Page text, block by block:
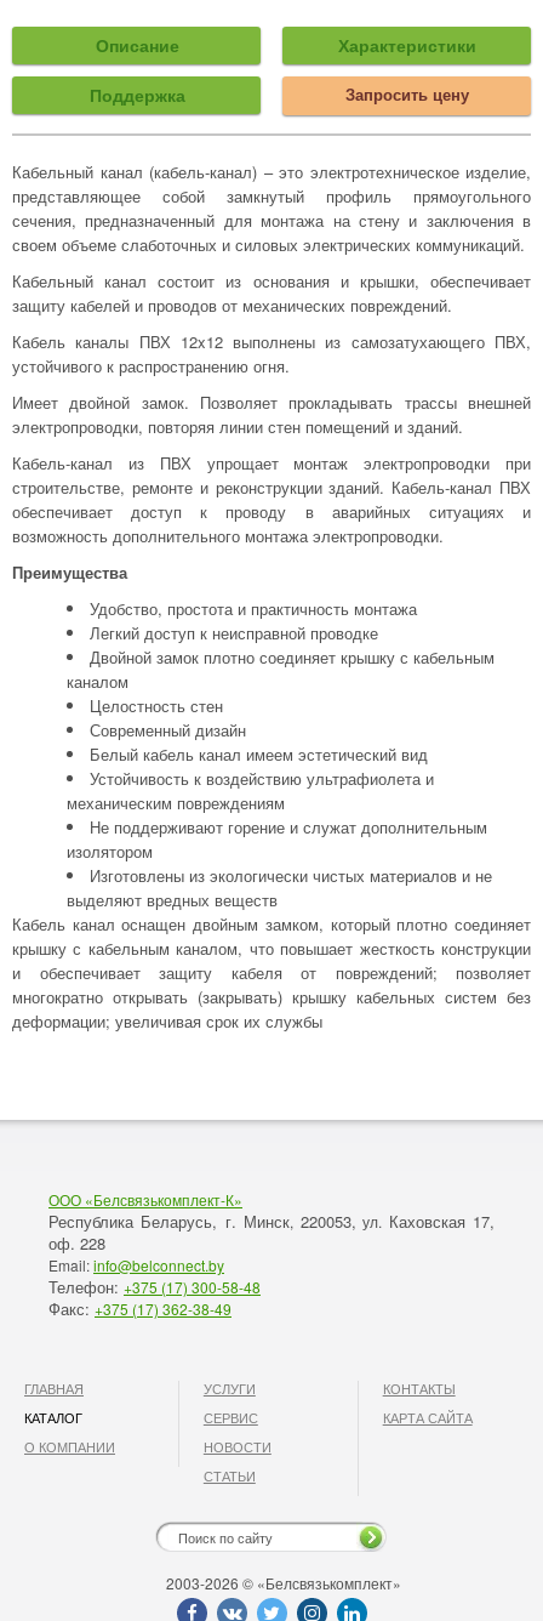
Описание Характеристики
Поддержка Запросить цену
Кабельный канал (кабель-канал) – это электротехническое изделие,
представляющее собой замкнутый профиль прямоугольного
сечения, предназначенный для монтажа на стену и заключения в
своем объеме слаботочных и силовых электрических коммуникаций.
Кабельный канал состоит из основания и крышки, обеспечивает
защиту кабелей и проводов от механических повреждений.
Кабель каналы ПВХ 12x12 выполнены из самозатухающего ПВХ,
устойчивого к распространению огня.
Имеет двойной замок. Позволяет прокладывать трассы внешней
электропроводки, повторяя линии стен помещений и зданий.
Кабель-канал из ПВХ упрощает монтаж электропроводки при
строительстве, ремонте и реконструкции зданий. Кабель-канал ПВХ
обеспечивает доступ к проводу в аварийных ситуациях и
возможность дополнительного монтажа электропроводки.
Преимущества
Удобство, простота и практичность монтажа
Легкий доступ к неисправной проводке
Двойной замок плотно соединяет крышку с кабельным
каналом
Целостность стен
Современный дизайн
Белый кабель канал имеем эстетический вид
Устойчивость к воздействию ультрафиолета и
механическим повреждениям
Не поддерживают горение и служат дополнительным
изолятором
Изготовлены из экологически чистых материалов и не
выделяют вредных веществ
Кабель канал оснащен двойным замком, который плотно соединяет
крышку с кабельным каналом, что повышает жесткость конструкции
и обеспечивает защиту кабеля от повреждений; позволяет
многократно открывать (закрывать) крышку кабельных систем без
деформации; увеличивая срок их службы
ООО «Белсвязькомплект-К»
Республика Беларусь, г. Минск, 220053, ул. Каховская 17,
оф. 228
Email:info@belconnect.by
Телефон: +375 (17) 300-58-48
Факс: +375 (17) 362-38-49
ГЛАВНАЯ
КАТАЛОГ
О КОМПАНИИ
УСЛУГИ
СЕРВИС
НОВОСТИ
СТАТЬИ
КОНТАКТЫ
КАРТА САЙТА
2003-2026 © «Белсвязькомплект»